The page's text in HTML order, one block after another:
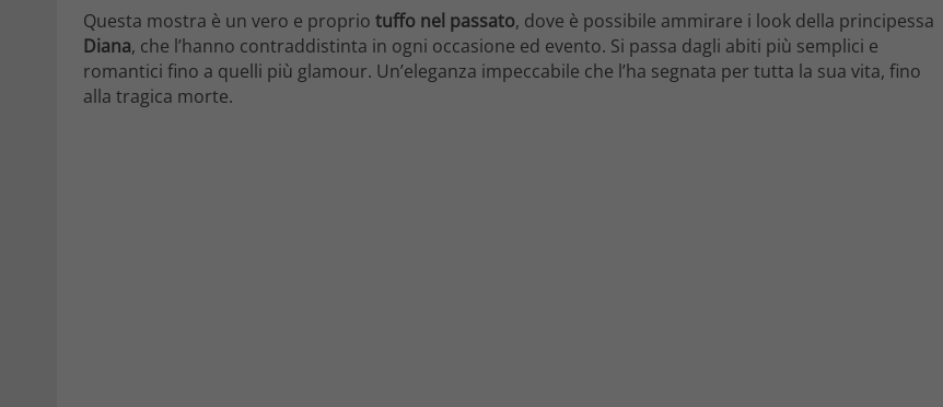
Questa mostra è un vero e proprio tuffo nel passato, dove è possibile ammirare i look della principessa
Diana, che l’hanno contraddistinta in ogni occasione ed evento. Si passa dagli abiti più semplici e
romantici fino a quelli più glamour. Un’eleganza impeccabile che l’ha segnata per tutta la sua vita, fino
alla tragica morte.